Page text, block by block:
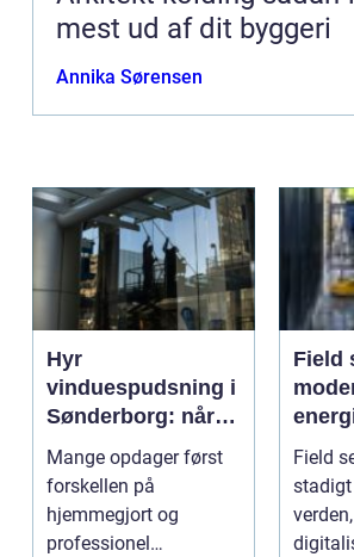
mest ud af dit byggeri
Annika Sørensen
Hyr
vinduespudsning i
Sønderborg: når
det skal være nemt
Mange opdager først
forskellen på
hjemmegjort og
professionel
Field
Field
stadigt